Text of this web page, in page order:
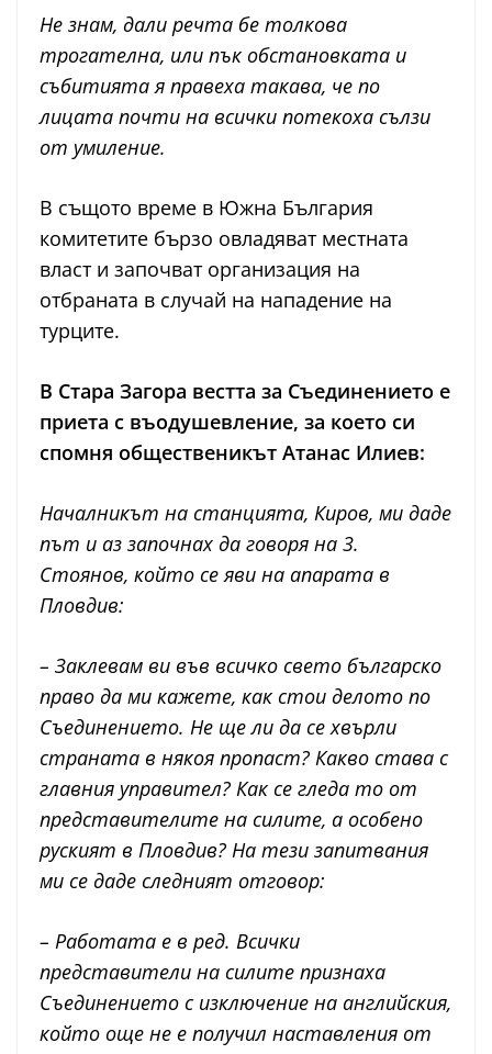
Не знам, дали речта бе толкова
трогателна, или пък обстановката и
събитията я правеха такава, че по
лицата почти на всички потекоха сълзи
от умиление.
В същото време в Южна България
комитетите бързо овладяват местната
власт и започват организация на
отбраната в случай на нападение на
турците.
В Стара Загора вестта за Съединението е
приета с въодушевление, за което си
спомня общественикът Атанас Илиев:
Началникът на станцията, Киров, ми даде
път и аз започнах да говоря на 3.
Стоянов, който се яви на апарата в
Пловдив:
– Заклевам ви във всичко свето българско
право да ми кажете, как стои делото по
Съединението. Не ще ли да се хвърли
страната в някоя пропаст? Какво става с
главния управител? Как се гледа то от
представителите на силите, а особено
руският в Пловдив? На тези запитвания
ми се даде следният отговор:
– Работата е в ред. Всички
представители на силите признаха
Съединението с изключение на английския,
който още не е получил наставления от